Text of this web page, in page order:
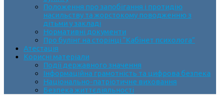
Положення про запобігання і протидію
насильству та жорстокому поводженню з
дітьми у закладі
Нормативні документи
Про булінг на сторінці “Кабінет психолога”
Атестація
Корисні матеріали
Події державного значення
Інформаційна грамотність та цифрова безпека
Національно-патріотичне виховання
Безпека життєдіяльності